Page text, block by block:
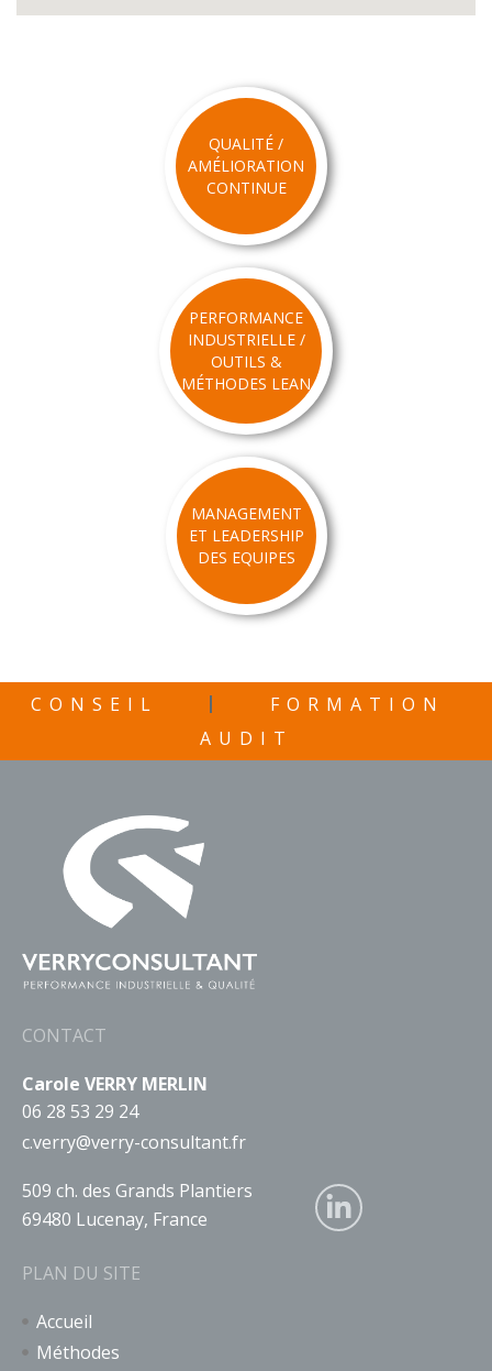
QUALITÉ /
AMÉLIORATION
CONTINUE
PERFORMANCE
INDUSTRIELLE /
OUTILS &
MÉTHODES LEAN
MANAGEMENT
ET LEADERSHIP
DES EQUIPES
CONSEIL
FORMATION
AUDIT
CONTACT
Carole VERRY MERLIN
06 28 53 29 24
c.verry@verry-consultant.fr
509 ch. des Grands Plantiers
69480 Lucenay, France
PLAN DU SITE
Accueil
Méthodes